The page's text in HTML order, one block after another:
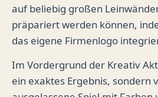
auf beliebig großen
präpariert werden können,
das eigene Firmenlogo
Im Vordergrund der Kreativ
ein exaktes Ergebnis, sondern